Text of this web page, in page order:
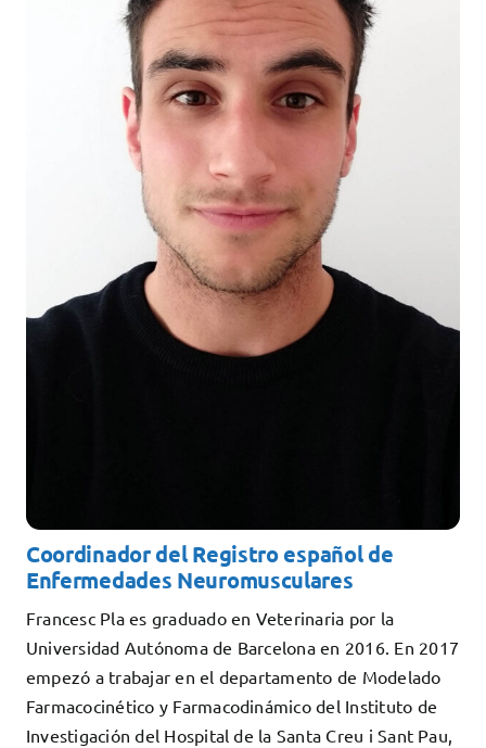
Cómo colaborar
Coordinador del Registro español de
Enfermedades Neuromusculares
Francesc Pla es graduado en Veterinaria por la
Universidad Autónoma de Barcelona en 2016. En 2017
empezó a trabajar en el departamento de Modelado
Farmacocinético y Farmacodinámico del Instituto de
Investigación del Hospital de la Santa Creu i Sant Pau,